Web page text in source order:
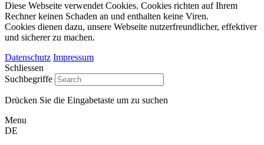
Diese Webseite verwendet Cookies. Cookies richten auf Ihrem
Rechner keinen Schaden an und enthalten keine Viren.
Cookies dienen dazu, unsere Webseite nutzerfreundlicher, effektiver
und sicherer zu machen.
Datenschutz Impressum
Schliessen
Suchbegriffe
Drücken Sie die Eingabetaste um zu suchen
Menu
DE